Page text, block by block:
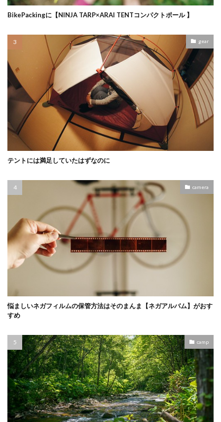
BikePackingに【NINJA TARP×ARAI TENTコンパクトポール 】
gear
テントには満足していたはずなのに
camera
悩ましいネガフィルムの保管方法はそのまんま【ネガアルバム】がおす
すめ
camp